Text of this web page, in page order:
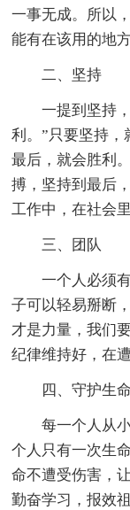
一事无成。所以
能有在该用的地
二、坚持
一提到坚持
利。”只要坚持，
最后，就会胜利
搏，坚持到最后
工作中，在社会
三、团队
一个人必须
子可以轻易掰断
才是力量，我们
纪律维持好，在
四、守护生命
每一个人从
个人只有一次生
命不遭受伤害，
勤奋学习，报效祖